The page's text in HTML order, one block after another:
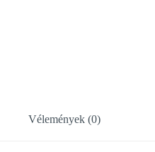
Vélemények (0)